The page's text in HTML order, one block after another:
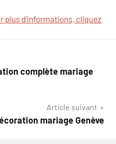
plus d’informations, cliquez
complète mariage
Article suivant
mariage Genève